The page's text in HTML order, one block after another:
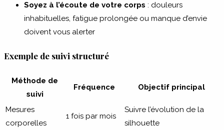
Soyez à l’écoute de votre corps : douleurs
inhabituelles, fatigue prolongée ou manque d’envie
doivent vous alerter
Exemple de suivi structuré
Méthode de
suivi
Fréquence Objectif principal
Mesures
corporelles
1 fois par mois
Suivre l’évolution de la
silhouette